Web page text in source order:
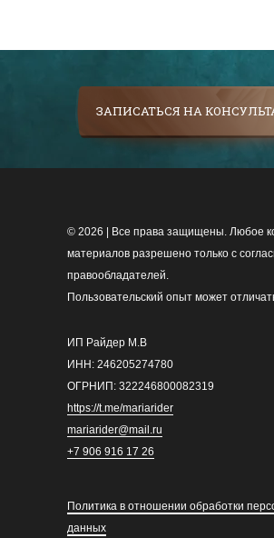
ЗАПИСАТЬСЯ НА
© 2026 | Все права защищены. Любое
материалов разрешено только с
правообладателей.
Пользовательский опыт может
ИП Райдер М.В
ИНН: 246205274780
ОГРНИП: 322246800082319
https://t.me/mariarider
mariarider@mail.ru
+7 906 916 17 26
Политика в отношении обработки
данных